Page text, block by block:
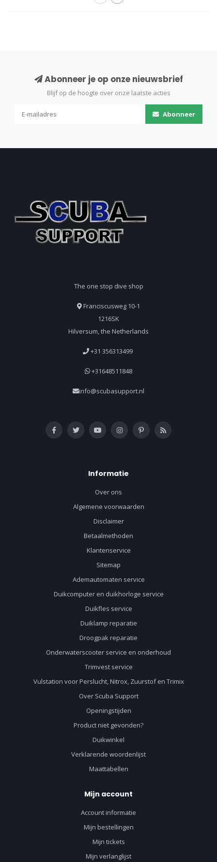
Abonneer je op onze nieuwsbrief
Blijf op de hoogte over onze laatste acties
Abonneer
The one stop dive shop
Franciscusweg 10-1
1216SK
Hilversum, the Netherlands
+31 356313499
+31648511848
info@scubasupport.nl
Informatie
Over ons
Algemene voorwaarden
Disclaimer
Betaalmethoden
Klantenservice
Sitemap
Ademautomaten service
Duikcomputer en duikhorloge service
Duikfles service
Duiklamp reparatie
Droogpak reparatie
Onderwaterscooter service en onderhoud
Trimvest service
Vulstation voor Perslucht, Nitrox, Zuurstof en Trimix
Over Scuba Support
Openingstijden
Product niet gevonden?
Duikwinkel
Verklarende woordenlijst
Maattabellen
Mijn account
Account informatie
Mijn bestellingen
Mijn tickets
Mijn verlanglijst